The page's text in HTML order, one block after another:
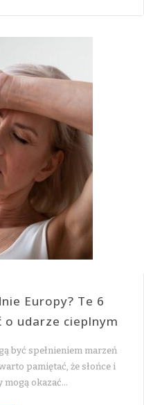
Europy? Te 6
o udarze cieplnym
być spełnieniem marzeń
pamiętać, że słońce i
mogą okazać…